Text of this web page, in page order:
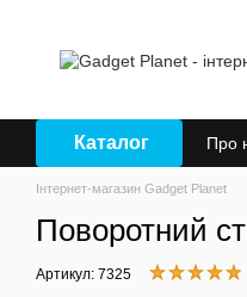
Каталог Про
Інтернет-магазин Gadget Planet
Поворотний
Артикул: 7325